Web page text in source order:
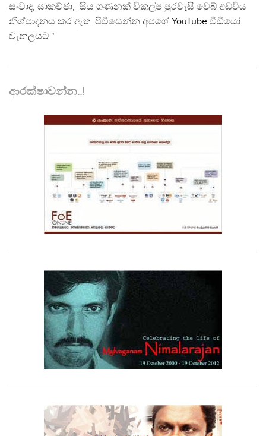
සංවාද, සාකච්ඡා, සිය ගණනක් විකල්ප පුරවැසි වෙබ් අඩවිය
නිශ්පාදනය කර ඇත. පිවිසෙන්න අපගේ YouTube වීඩියෝ
චැනලයට."
ආරක්ෂාවන්න..!